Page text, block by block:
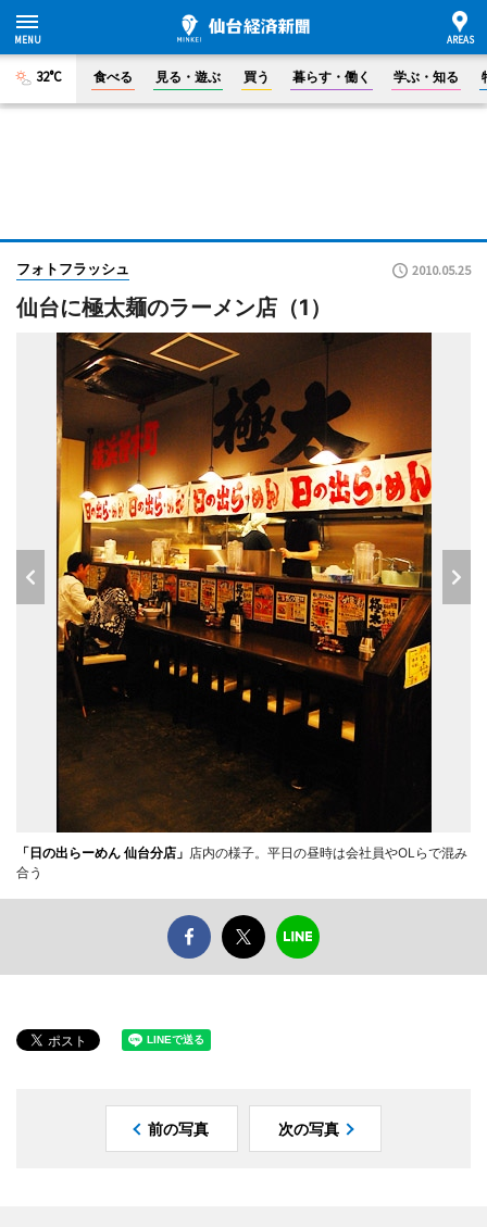
32°C 食べる 見る・遊ぶ 買う 暮らす・働く 学ぶ・知る
フォトフラッシュ 2010.05.25
仙台に極太麺のラーメン店（1）
「日の出らーめん 仙台分店」 店内の様子。平日の昼時は会社員やOLらで混み
合う
前の写真 次の写真